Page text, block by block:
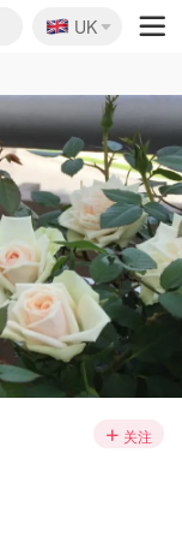
🇬🇧
UK
关注